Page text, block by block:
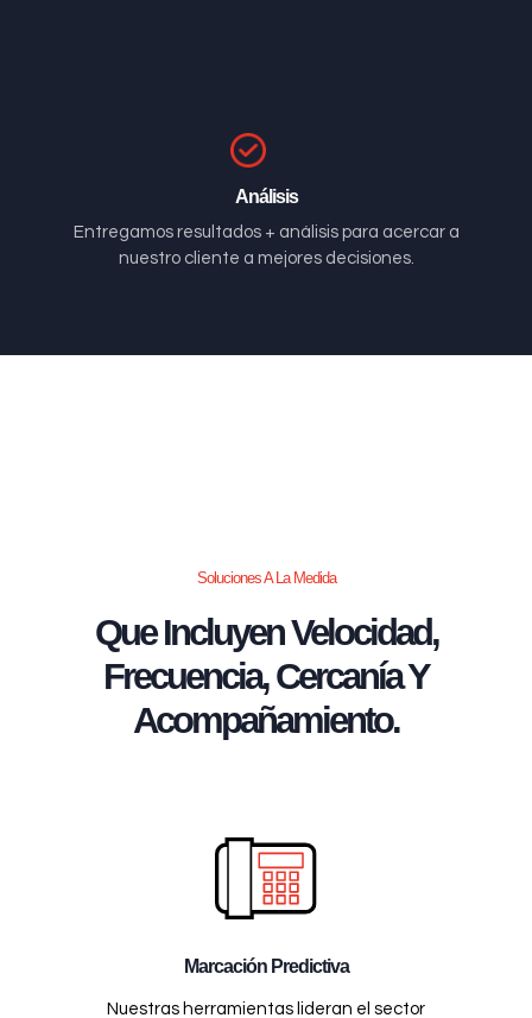
Análisis
Entregamos resultados + análisis para acercar a
nuestro cliente a mejores decisiones.
Soluciones A La Medida
Que Incluyen Velocidad,
Frecuencia, Cercanía Y
Acompañamiento.
Marcación Predictiva
Nuestras herramientas lideran el sector